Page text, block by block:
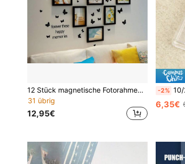
12 Stück magnetische Fotorahmen Herz-förmig DIY Fotowand Set, A5, Schmetterling & Text Deko, selbstklebend ohne Bohren Wandmontage für Zuhause Dekoration, Wohnzimmer
31 übrig
12,95€
-2% 10/20/30 Stücke
6,35€